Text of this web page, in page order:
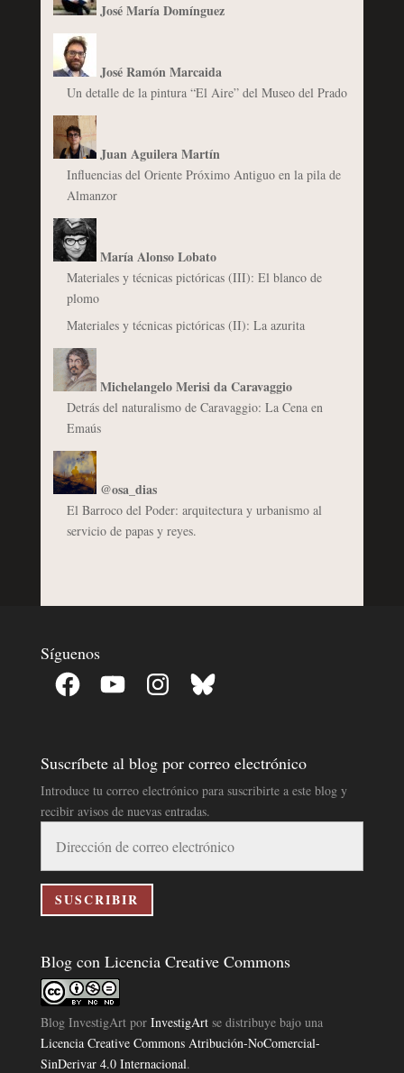
José María Domínguez
José Ramón Marcaida
Un detalle de la pintura “El Aire” del Museo del Prado
Juan Aguilera Martín
Influencias del Oriente Próximo Antiguo en la pila de
Almanzor
María Alonso Lobato
Materiales y técnicas pictóricas (III): El blanco de
plomo
Materiales y técnicas pictóricas (II): La azurita
Michelangelo Merisi da Caravaggio
Detrás del naturalismo de Caravaggio: La Cena en
Emaús
@osa_dias
El Barroco del Poder: arquitectura y urbanismo al
servicio de papas y reyes.
Síguenos
Facebook YouTube InstagramBluesky
Suscríbete al blog por correo electrónico
Introduce tu correo electrónico para suscribirte a este blog y
recibir avisos de nuevas entradas.
correo
electrónico
SUSCRIBIR
Blog con Licencia Creative Commons
Blog InvestigArtpor InvestigArtse distribuye bajo una
Licencia Creative Commons Atribución-NoComercial-
SinDerivar 4.0 Internacional.